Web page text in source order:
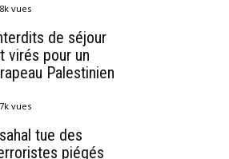
vues
de séjour
virés pour un
Palestinien
vues
tue des
piégés